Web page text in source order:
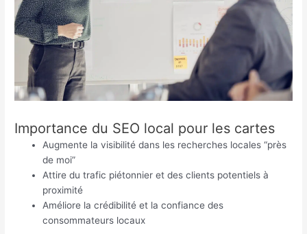
Importance du SEO local pour les cartes
Augmente la visibilité dans les recherches locales “près
de moi”
Attire du trafic piétonnier et des clients potentiels à
proximité
Améliore la crédibilité et la confiance des
consommateurs locaux